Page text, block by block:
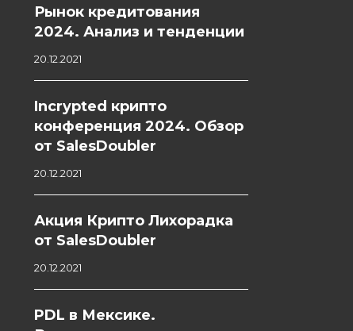
Рынок кредитования
2024. Анализ и тенденции
20.12.2021
Incrypted крипто
конференция 2024. Обзор
от SalesDoubler
20.12.2021
Акция Крипто Лихорадка
от SalesDoubler
20.12.2021
PDL в Мексике.